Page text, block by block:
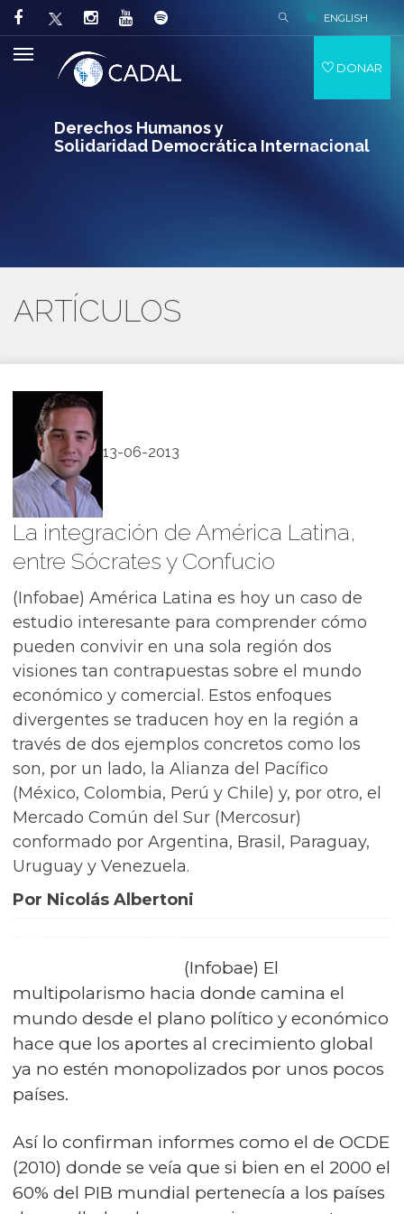
Derechos Humanos y
Solidaridad Democrática Internacional
ENGLISH
DONAR
ARTÍCULOS
13-06-2013
La integración de América Latina,
entre Sócrates y Confucio
(Infobae) América Latina es hoy un caso de
estudio interesante para comprender cómo
pueden convivir en una sola región dos
visiones tan contrapuestas sobre el mundo
económico y comercial. Estos enfoques
divergentes se traducen hoy en la región a
través de dos ejemplos concretos como los
son, por un lado, la Alianza del Pacífico
(México, Colombia, Perú y Chile) y, por otro, el
Mercado Común del Sur (Mercosur)
conformado por Argentina, Brasil, Paraguay,
Uruguay y Venezuela.
Por Nicolás Albertoni
(Infobae) El
multipolarismo hacia donde camina el
mundo desde el plano político y económico
hace que los aportes al crecimiento global
ya no estén monopolizados por unos pocos
países.
Así lo confirman informes como el de OCDE
(2010) donde se veía que si bien en el 2000 el
60% del PIB mundial pertenecía a los países